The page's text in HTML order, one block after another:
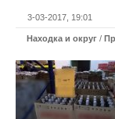
3-03-2017, 19:01
Находка и округ /